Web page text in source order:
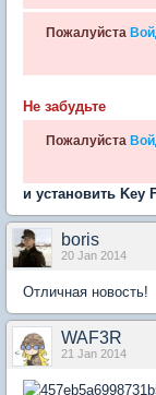
Пожалуйста
Не забудьте
Пожалуйста
и установить Key
boris
20 Jan 2014
Отличная новость!
WAF3R
21 Jan 2014